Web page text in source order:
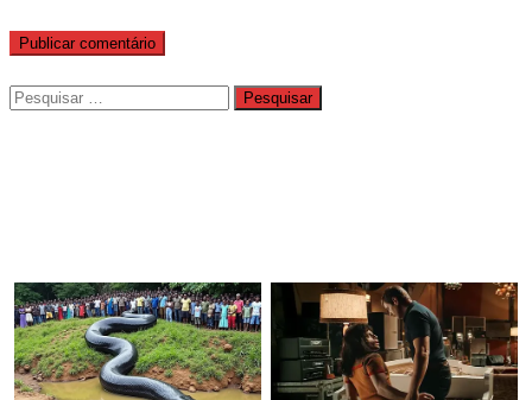
Pesquisar
por: